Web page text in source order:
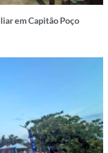
em Capitão Poço